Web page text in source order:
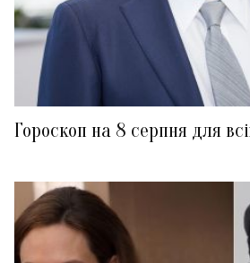
Гороскоп на 8 серпня для